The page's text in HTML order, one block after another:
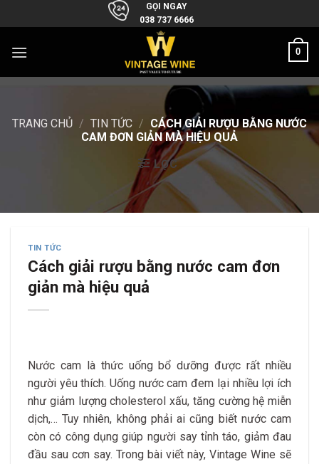
to
GỌI NGAY
038 737 6666
0
TRANG CHỦ / TIN TỨC / CÁCH GIẢI RƯỢU BẰNG NƯỚC
CAM ĐƠN GIẢN MÀ HIỆU QUẢ
LỌC
TIN TỨC
Cách giải rượu bằng nước cam đơn
giản mà hiệu quả
Nước cam là thức uống bổ dưỡng được rất nhiều
người yêu thích. Uống nước cam đem lại nhiều lợi ích
như giảm lượng cholesterol xấu, tăng cường hệ miễn
dịch,… Tuy nhiên, không phải ai cũng biết nước cam
còn có công dụng giúp người say tỉnh táo, giảm đau
đầu sau cơn say. Trong bài viết này, Vintage Wine sẽ